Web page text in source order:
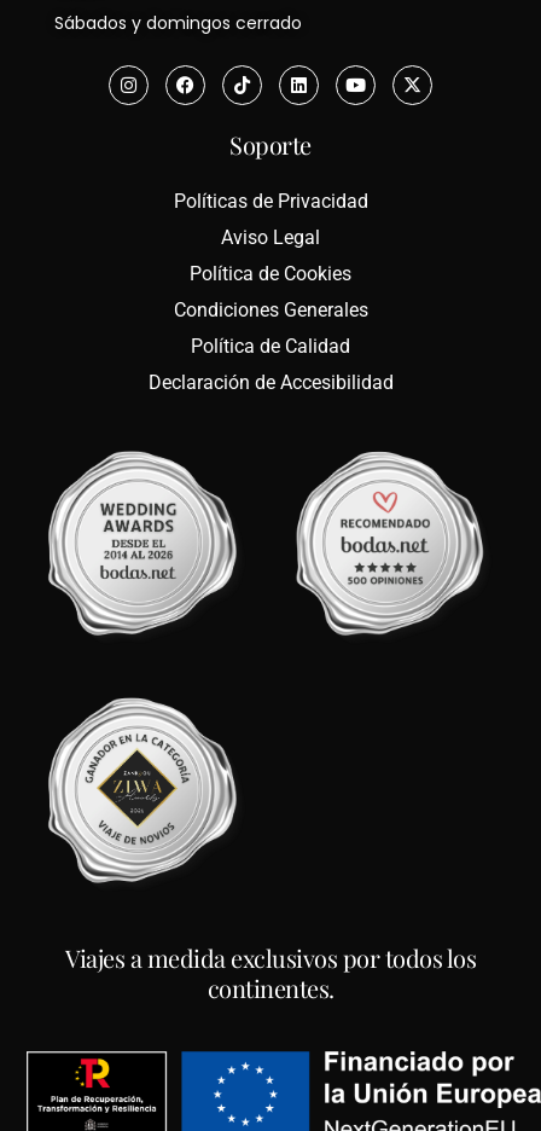
Sábados y domingos cerrado
Soporte
Políticas de Privacidad
Aviso Legal
Política de Cookies
Condiciones Generales
Política de Calidad
Declaración de Accesibilidad
Viajes a medida exclusivos por todos los
continentes.